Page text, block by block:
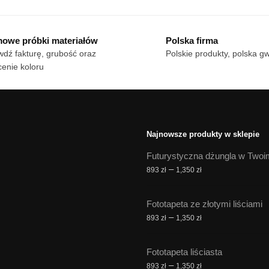
170 zł
170 zł
wariantów.
można
stronie
próbki materiałów
fakturę, grubość oraz
koloru
Polska firma
Polskie produkty, polska
Najnowsze produkty w sklepie
Futurystyczna dżungla w
893 zł – 1,350 złZakres
893 zł
do
Fototapeta ze złotymi liściami
893 zł – 1,350 złZakres
893 zł
Fototapeta liściasta
893 zł – 1,350 złZakres